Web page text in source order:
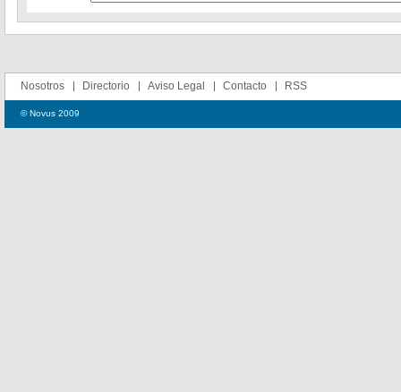
Nosotros Directorio Aviso Legal Contacto RSS
© Novus 2009